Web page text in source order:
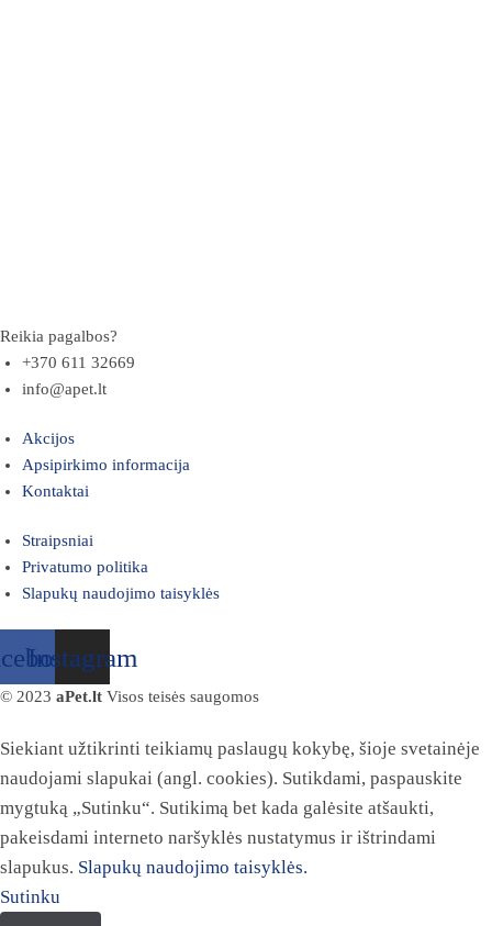
Reikia pagalbos?
+370 611 32669
info@apet.lt
Akcijos
Apsipirkimo informacija
Kontaktai
Straipsniai
Privatumo politika
Slapukų naudojimo taisyklės
Instagram
© 2023 aPet.lt Visos teisės saugomos
Siekiant užtikrinti teikiamų paslaugų kokybę, šioje svetainėje
naudojami slapukai (angl. cookies). Sutikdami, paspauskite
mygtuką „Sutinku“. Sutikimą bet kada galėsite atšaukti,
pakeisdami interneto naršyklės nustatymus ir ištrindami
slapukus. Slapukų naudojimo taisyklės.
Sutinku